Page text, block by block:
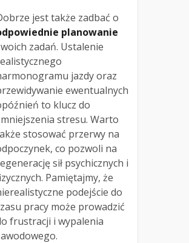
jest także zadbać o
planowanie
zadań. Ustalenie
jazdy oraz
ewentualnych
to klucz do
stresu. Warto
stosować przerwy na
co pozwoli na
sił psychicznych i
Pamiętajmy, że
podejście do
pracy może prowadzić
frustracji i wypalenia